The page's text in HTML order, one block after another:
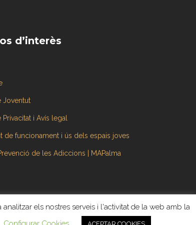
d’interès
Joventut
Privacitat i Avís legal
de funcionament i ús dels espais joves
de les Adiccions | MAPalma
els nostres serveis i l'activitat de la web amb la